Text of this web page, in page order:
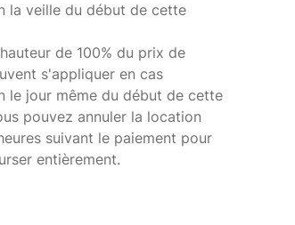
la veille du début de cette
de 100% du prix de
s'appliquer en cas
le jour même du début de cette
pouvez annuler la location
suivant le paiement pour
entièrement.